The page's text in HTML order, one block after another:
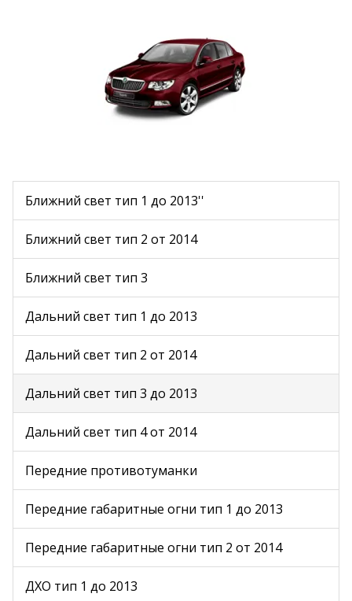
Ближний свет тип 1 до 2013''
Ближний свет тип 2 от 2014
Ближний свет тип 3
Дальний свет тип 1 до 2013
Дальний свет тип 2 от 2014
Дальний свет тип 3 до 2013
Дальний свет тип 4 от 2014
Передние противотуманки
Передние габаритные огни тип 1 до 2013
Передние габаритные огни тип 2 от 2014
ДХО тип 1 до 2013